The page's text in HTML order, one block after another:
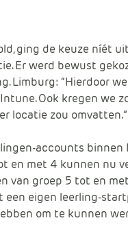
ging de keuze níét
Er werd bewust
Limburg: “Hierdoor
Ook kregen we
locatie zou omvatten.”
accounts binnen
en met 4 kunnen nu
van groep 5 tot en
een eigen leerling-
om te kunnen